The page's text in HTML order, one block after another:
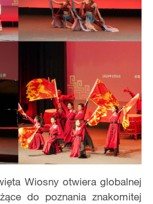
Wiosny otwiera globalnej
do poznania znakomitej